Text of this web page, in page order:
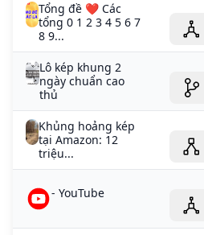
Tổng đề ❤️ Các
tổng 0 1 2 3 4 5 6 7
8 9...
Lô kép khung 2
ngày chuẩn cao
thủ
Khủng hoảng kép
tại Amazon: 12
triệu...
- YouTube